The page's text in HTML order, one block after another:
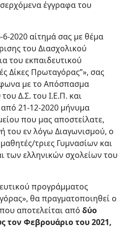
έγγραφα του
2020 αίτημά σας με θέμα
του Διασχολικού
του εκπαιδευτικού
Δίκες Πρωταγόρας”», σας
με το Απόσπασμα
Δ.Σ. του Ι.Ε.Π. και
21-12-2020 μήνυμα
που μας αποστείλατε,
του εν λόγω Διαγωνισμού, ο
τριες Γυμνασίων και
των ελληνικών σχολείων του
προγράμματος
θα πραγματοποιηθεί ο
αποτελείται από δύο
τον Φεβρουάριο του 2021,